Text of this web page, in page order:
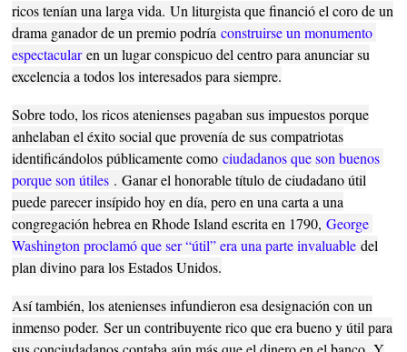
ricos tenían una larga vida.Un liturgista que financió el coro de un
drama ganador de un premio podríaconstruirse un monumento
espectacularen un lugar conspicuo del centro para anunciar su
excelencia a todos los interesados ​​para siempre.
Sobre todo, los ricos atenienses pagaban sus impuestos porque
anhelaban el éxito social que provenía de sus compatriotas
identificándolos públicamente comociudadanos que son buenos
porque son útiles .Ganar el honorable título de ciudadano útil
puede parecer insípido hoy en día, pero en una carta a una
congregación hebrea en Rhode Island escrita en 1790,George
Washington proclamó que ser “útil” era una parte invaluable del
plan divino para los Estados Unidos.
Así también, los atenienses infundieron esa designación con un
inmenso poder.Ser un contribuyente rico que era bueno y útil para